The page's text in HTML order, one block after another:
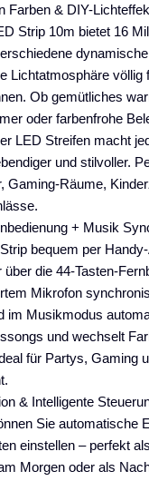
Farben & DIY-
Strip 10m bietet 16
Lichtatmosphäre völlig
Ob gemütliches
oder farbenfrohe
LED Streifen macht
und stilvoller.
Gaming-Räume,
+ Musik
bequem per
über die 44-Tasten-
Mikrofon
im Musikmodus
und wechselt
für Partys, Gaming
& Intelligente
Sie automatische
einstellen – perfekt als
Morgen oder als